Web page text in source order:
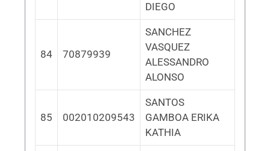
DIEGO
84 70879939
SANCHEZ
VASQUEZ
ALESSANDRO
ALONSO
85 002010209543
SANTOS
GAMBOA ERIKA
KATHIA